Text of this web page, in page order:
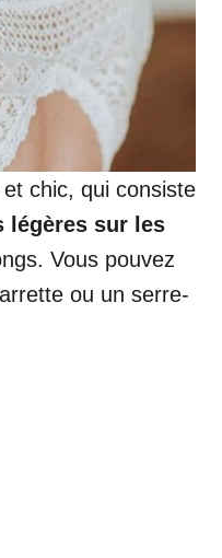
chic, qui consiste
légères sur les
Vous pouvez
ou un serre-